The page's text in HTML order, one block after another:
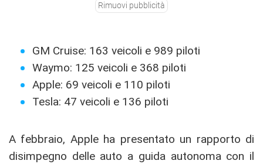
Rimuovi pubblicità
GM Cruise: 163 veicoli e 989 piloti
Waymo: 125 veicoli e 368 piloti
Apple: 69 veicoli e 110 piloti
Tesla: 47 veicoli e 136 piloti
A febbraio, Apple ha presentato un rapporto di
disimpegno delle auto a guida autonoma con il